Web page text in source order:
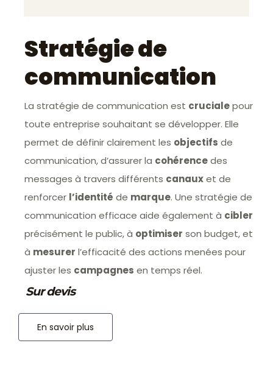
Stratégie de
communication
La stratégie de communication est crucialepour
toute entreprise souhaitant se développer. Elle
permet de définir clairement les objectifs de
communication, d’assurer la cohérencedes
messages à travers différents canauxet de
renforcer l’identité de marque. Une stratégie de
communication efficace aide également à cibler
précisément le public, à optimiser son budget, et
à mesurer l’efficacité des actions menées pour
ajuster les campagnes en temps réel.
Sur devis
En savoir plus